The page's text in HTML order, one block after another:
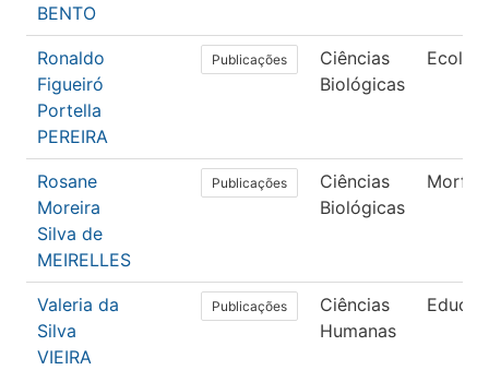
BENTO
Ronaldo
Figueiró
Portella
PEREIRA
Publicações
Ciências
Biológicas
Rosane
Moreira
Silva de
MEIRELLES
Publicações
Ciências
Biológicas
Valeria da
Silva
VIEIRA
Publicações
Ciências
Humanas